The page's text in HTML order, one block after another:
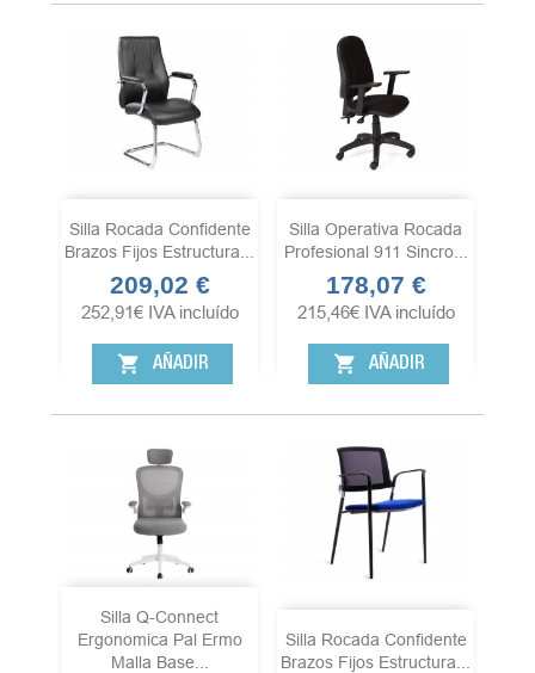
Silla Rocada Confidente
Brazos Fijos Estructura...
Precio
209,02 €
252,91€ IVA incluído
shopping_cart AÑADIR
Silla Operativa Rocada
Profesional 911 Sincro...
Precio
178,07 €
215,46€ IVA incluído
shopping_cart AÑADIR
Silla Q-Connect
Ergonomica Pal Ermo
Malla Base...
Silla Rocada Confidente
Brazos Fijos Estructura...